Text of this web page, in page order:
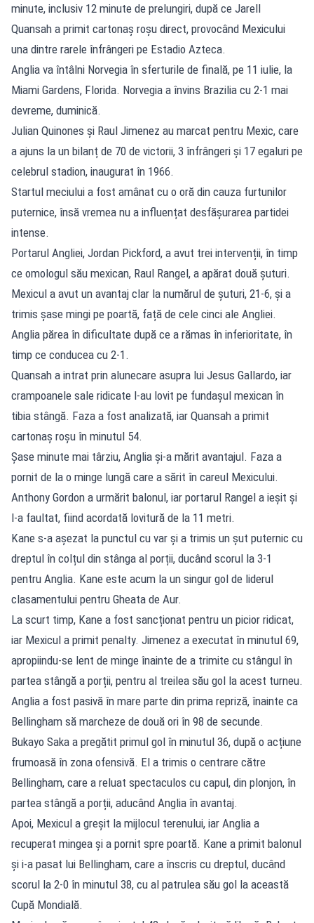
minute, inclusiv 12 minute de prelungiri, după ce Jarell
Quansah a primit cartonaș roșu direct, provocând Mexicului
una dintre rarele înfrângeri pe Estadio Azteca.
Anglia va întâlni Norvegia în sferturile de finală, pe 11 iulie, la
Miami Gardens, Florida. Norvegia a învins Brazilia cu 2-1 mai
devreme, duminică.
Julian Quinones și Raul Jimenez au marcat pentru Mexic, care
a ajuns la un bilanț de 70 de victorii, 3 înfrângeri și 17 egaluri pe
celebrul stadion, inaugurat în 1966.
Startul meciului a fost amânat cu o oră din cauza furtunilor
puternice, însă vremea nu a influențat desfășurarea partidei
intense.
Portarul Angliei, Jordan Pickford, a avut trei intervenții, în timp
ce omologul său mexican, Raul Rangel, a apărat două șuturi.
Mexicul a avut un avantaj clar la numărul de șuturi, 21-6, și a
trimis șase mingi pe poartă, față de cele cinci ale Angliei.
Anglia părea în dificultate după ce a rămas în inferioritate, în
timp ce conducea cu 2-1.
Quansah a intrat prin alunecare asupra lui Jesus Gallardo, iar
crampoanele sale ridicate l-au lovit pe fundașul mexican în
tibia stângă. Faza a fost analizată, iar Quansah a primit
cartonaș roșu în minutul 54.
Șase minute mai târziu, Anglia și-a mărit avantajul. Faza a
pornit de la o minge lungă care a sărit în careul Mexicului.
Anthony Gordon a urmărit balonul, iar portarul Rangel a ieșit și
l-a faultat, fiind acordată lovitură de la 11 metri.
Kane s-a așezat la punctul cu var și a trimis un șut puternic cu
dreptul în colțul din stânga al porții, ducând scorul la 3-1
pentru Anglia. Kane este acum la un singur gol de liderul
clasamentului pentru Gheata de Aur.
La scurt timp, Kane a fost sancționat pentru un picior ridicat,
iar Mexicul a primit penalty. Jimenez a executat în minutul 69,
apropiindu-se lent de minge înainte de a trimite cu stângul în
partea stângă a porții, pentru al treilea său gol la acest turneu.
Anglia a fost pasivă în mare parte din prima repriză, înainte ca
Bellingham să marcheze de două ori în 98 de secunde.
Bukayo Saka a pregătit primul gol în minutul 36, după o acțiune
frumoasă în zona ofensivă. El a trimis o centrare către
Bellingham, care a reluat spectaculos cu capul, din plonjon, în
partea stângă a porții, aducând Anglia în avantaj.
Apoi, Mexicul a greșit la mijlocul terenului, iar Anglia a
recuperat mingea și a pornit spre poartă. Kane a primit balonul
și i-a pasat lui Bellingham, care a înscris cu dreptul, ducând
scorul la 2-0 în minutul 38, cu al patrulea său gol la această
Cupă Mondială.